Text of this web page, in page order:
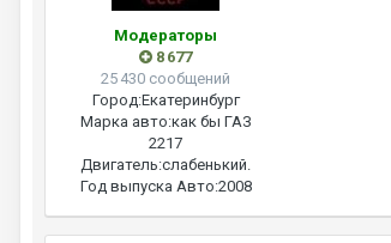
Модераторы
8 677
25 430 сообщений
Город:Екатеринбург
Марка авто:как бы ГАЗ
2217
Двигатель:слабенький.
Год выпуска Авто:2008